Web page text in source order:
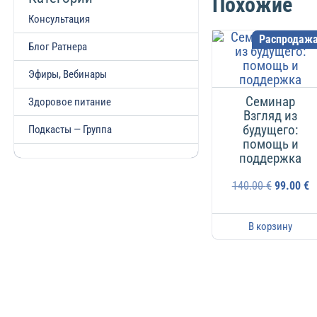
Консультация
Блог Ратнера
Эфиры, Вебинары
Здоровое питание
Подкасты — Группа
Семинар
Взгляд из
будущего:
помощь и
поддержка
140.00€ 99.00 €
В корзину